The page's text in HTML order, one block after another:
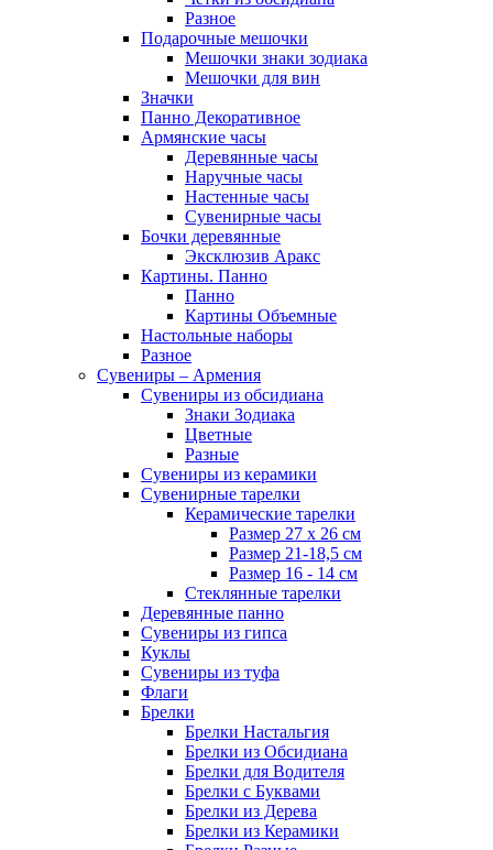
Разное
Подарочные мешочки
Мешочки знаки зодиака
Мешочки для вин
Значки
Панно Декоративное
Армянские часы
Деревянные часы
Наручные часы
Настенные часы
Сувенирные часы
Бочки деревянные
Эксклюзив Аракс
Картины. Панно
Панно
Картины Объемные
Настольные наборы
Разное
Сувениры – Армения
Сувениры из обсидиана
Знаки Зодиака
Цветные
Разные
Сувениры из керамики
Сувенирные тарелки
Керамические тарелки
Размер 27 х 26 см
Размер 21-18,5 см
Размер 16 - 14 см
Стеклянные тарелки
Деревянные панно
Сувениры из гипса
Куклы
Сувениры из туфа
Флаги
Брелки
Брелки Настальгия
Брелки из Обсидиана
Брелки для Водителя
Брелки с Буквами
Брелки из Дерева
Брелки из Керамики